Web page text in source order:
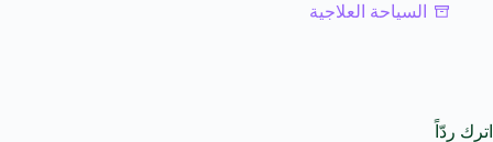
السياحة العلاجية
اترك ردّاً